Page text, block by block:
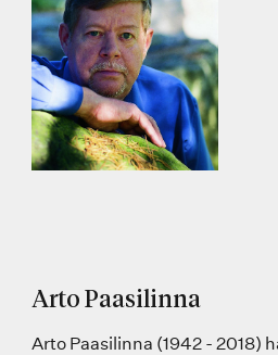
Arto Paasilinna
Arto Paasilinna (1942 - 2018)